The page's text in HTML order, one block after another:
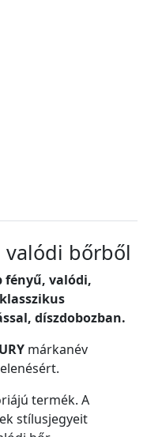
valódi bőrből
fényű, valódi,
díszdobozban.
márkanév
termék. A
stílusjegyeit